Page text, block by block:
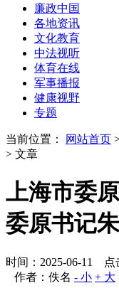
廉政中国
各地资讯
文化教育
中法视听
体育在线
军事播报
健康视野
专题
当前位置： 网站首页
> 文章
上海市委
委原书记
时间：2025-06-11 点
作者：佚名 - 小 + 大